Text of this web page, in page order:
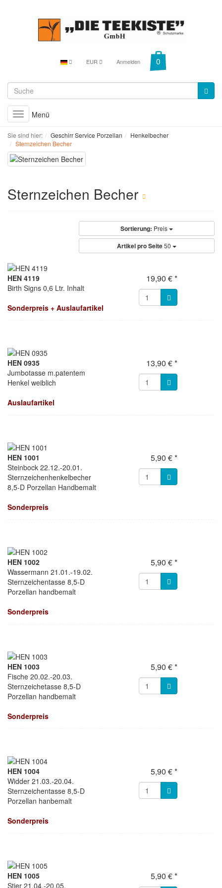
EUR Anmelden
Toggle
navigation
Menü
Sie sind hier: Geschirr Service Porzellan
Henkelbecher
Sternzeichen Becher
Sternzeichen Becher
Sortierung: Preis
Artikel pro Seite50
HEN 4119
Birth Signs 0,6 Ltr. Inhalt
Sonderpreis + Auslaufartikel
19,90 € *
HEN 0935
Jumbotasse m.patentem
Henkel weiblich
Auslaufartikel
13,90 € *
HEN 1001
Steinbock 22.12.-20.01.
Sternzeichenhenkelbecher
8,5-D Porzellan Handbemalt
Sonderpreis
5,90 € *
HEN 1002
Wassermann 21.01.-19.02.
Sternzeichentasse 8,5-D
Porzellan handbemalt
Sonderpreis
5,90 € *
HEN 1003
Fische 20.02.-20.03.
Sternzeichetasse 8,5-D
Porzellan handbemalt
Sonderpreis
5,90 € *
HEN 1004
Widder 21.03.-20.04.
Sternzeichentasse 8,5-D
Porzellan hanbemalt
Sonderpreis
5,90 € *
HEN 1005
Stier 21.04.-20.05.
5,90 € *